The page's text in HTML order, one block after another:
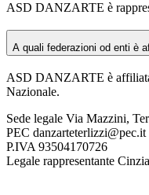
ASD DANZARTE è
ASD DANZARTE è
Nazionale.
Sede legale Via Mazzini,
PEC danzarteterlizzi@pec.it
P.IVA 93504170726
Legale rappresentante